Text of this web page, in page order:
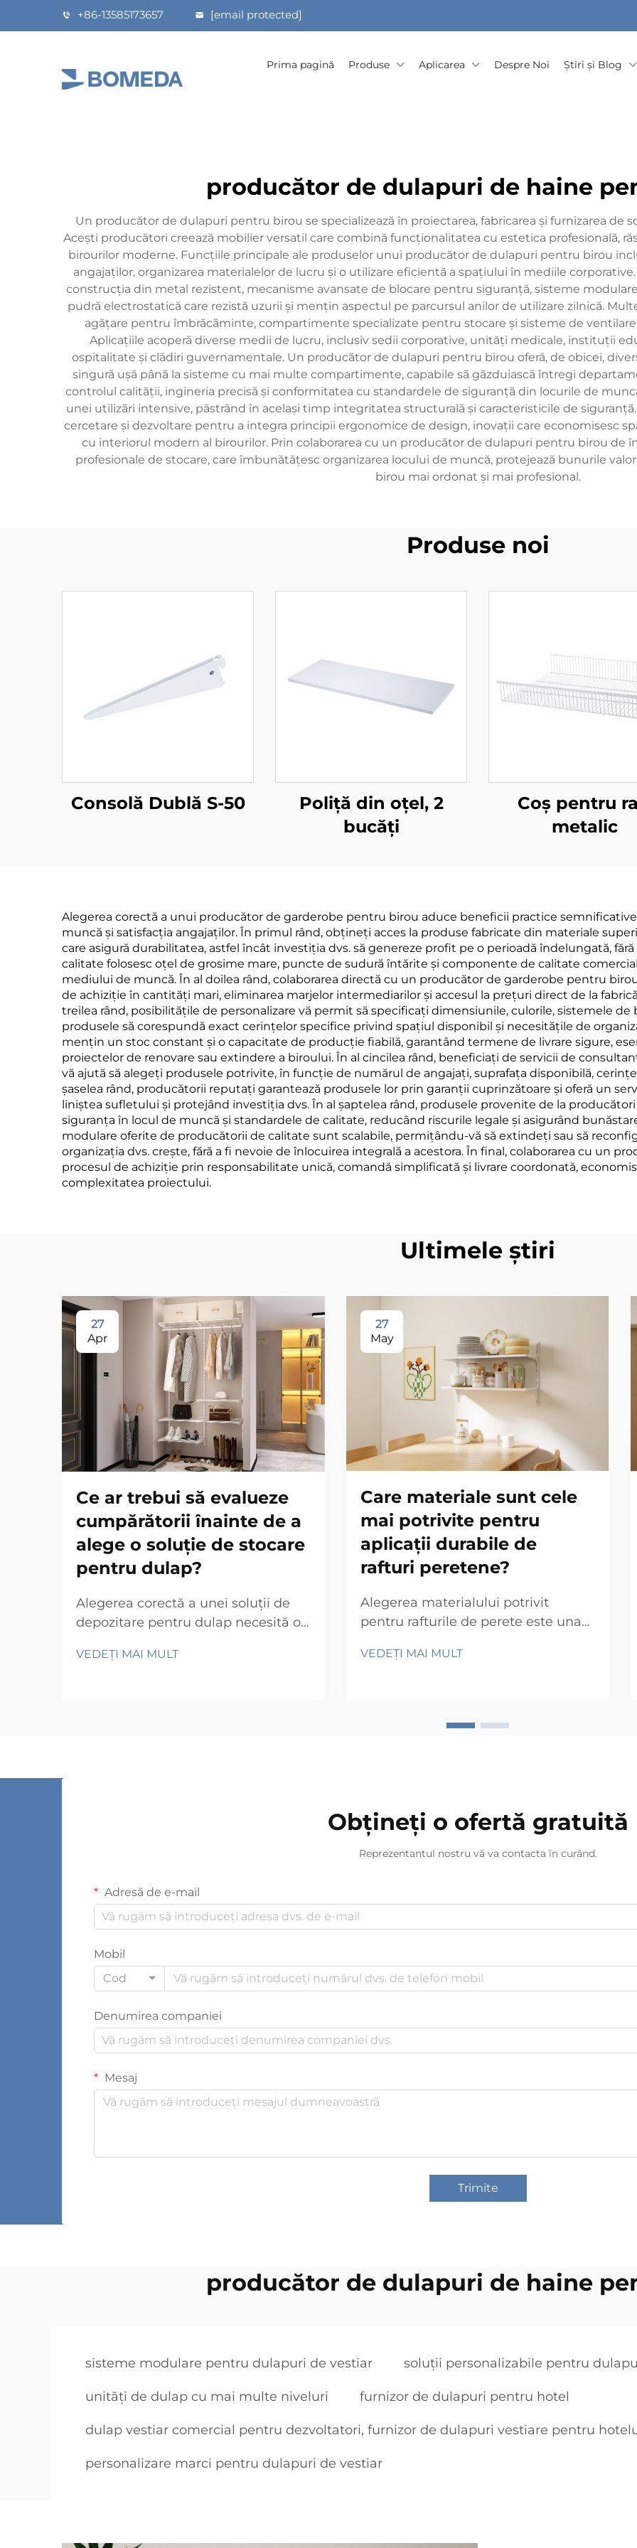
+86-13585173657 [email protected]
Prima pagină Produse Aplicarea Despre Noi Știri și Blog
producător de dulapuri de haine
Un producător de dulapuri pentru birou se specializează în proiectarea, fabricarea și furnizarea de
Acești producători creează mobilier versatil care combină funcționalitatea cu estetica profesională,
birourilor moderne. Funcțiile principale ale produselor unui producător de dulapuri pentru birou
angajaților, organizarea materialelor de lucru și o utilizare eficientă a spațiului în mediile
construcția din metal rezistent, mecanisme avansate de blocare pentru siguranță, sisteme
pudră electrostatică care rezistă uzurii și mențin aspectul pe parcursul anilor de utilizare zilnică.
agățare pentru îmbrăcăminte, compartimente specializate pentru stocare și sisteme de
Aplicațiile acoperă diverse medii de lucru, inclusiv sedii corporative, unități medicale, instituții
ospitalitate și clădiri guvernamentale. Un producător de dulapuri pentru birou oferă, de obicei,
singură ușă până la sisteme cu mai multe compartimente, capabile să găzduiască întregi
controlul calității, ingineria precisă și conformitatea cu standardele de siguranță din locurile de
unei utilizări intensive, păstrând în același timp integritatea structurală și caracteristicile de
cercetare și dezvoltare pentru a integra principii ergonomice de design, inovații care economisesc
cu interiorul modern al birourilor. Prin colaborarea cu un producător de dulapuri pentru birou de
profesionale de stocare, care îmbunătățesc organizarea locului de muncă, protejează bunurile
birou mai ordonat și mai profesional.
Produse noi
Consolă Dublă S-50
Poliță din oțel, 2
bucăți
Coș pentru
metalic
Alegerea corectă a unui producător de garderobe pentru birou aduce beneficii practice
muncă și satisfacția angajaților. În primul rând, obțineți acces la produse fabricate din materiale
care asigură durabilitatea, astfel încât investiția dvs. să genereze profit pe o perioadă îndelungată,
calitate folosesc oțel de grosime mare, puncte de sudură întărite și componente de calitate
mediului de muncă. În al doilea rând, colaborarea directă cu un producător de garderobe pentru
de achiziție în cantități mari, eliminarea marjelor intermediarilor și accesul la prețuri direct de la
treilea rând, posibilitățile de personalizare vă permit să specificați dimensiunile, culorile, sistemele
produsele să corespundă exact cerințelor specifice privind spațiul disponibil și necesitățile de
mențin un stoc constant și o capacitate de producție fiabilă, garantând termene de livrare sigure,
proiectelor de renovare sau extindere a biroului. În al cincilea rând, beneficiați de servicii de
vă ajută să alegeți produsele potrivite, în funcție de numărul de angajați, suprafața disponibilă,
șaselea rând, producătorii reputați garantează produsele lor prin garanții cuprinzătoare și oferă un
liniștea sufletului și protejând investiția dvs. În al șaptelea rând, produsele provenite de la
siguranța în locul de muncă și standardele de calitate, reducând riscurile legale și asigurând
modulare oferite de producătorii de calitate sunt scalabile, permițându-vă să extindeți sau să
organizația dvs. crește, fără a fi nevoie de înlocuirea integrală a acestora. În final, colaborarea cu un
procesul de achiziție prin responsabilitate unică, comandă simplificată și livrare coordonată,
complexitatea proiectului.
Ultimele știri
27
Apr
Ce ar trebui să evalueze
cumpărătorii înainte de a
alege o soluție de stocare
pentru dulap?
Alegerea corectă a unei soluții de
depozitare pentru dulap necesită o
care influențează direct
VEDEȚI MAI MULT
27
May
Care materiale sunt cele
mai potrivite pentru
aplicații durabile de
rafturi peretene?
Alegerea materialului potrivit
pentru rafturile de perete este una
orice proiect de stocare sau afișare.
VEDEȚI MAI MULT
Obțineți o ofertă gratuită
Reprezentantul nostru vă va contacta în curând.
Adresă de e-mail
Mobil
Cod
Denumirea companiei
Mesaj
Trimite
producător de dulapuri de haine
sisteme modulare pentru dulapuri de vestiar soluții personalizabile pentru
unități de dulap cu mai multe niveluri furnizor de dulapuri pentru hotel
dulap vestiar comercial pentru dezvoltatori, furnizor de dulapuri vestiare pentru
personalizare marci pentru dulapuri de vestiar